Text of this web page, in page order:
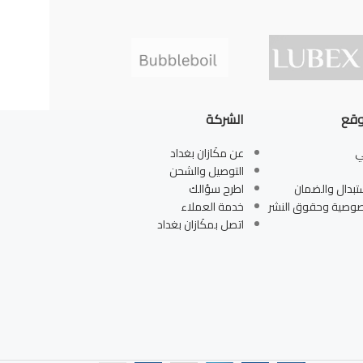
والضمان
وحقوق النشر
الشركة
عن مكَازان بغداد
التوصيل والشحن
اطرح سؤالك
خدمة العملاء
اتصل بمكَازان بغداد